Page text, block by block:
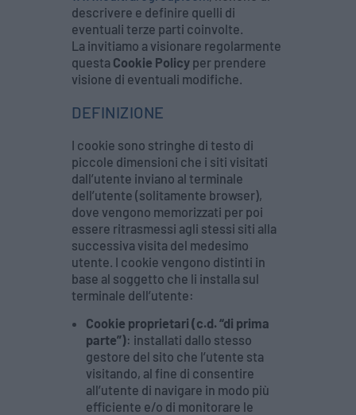
descrivere e definire quelli di
eventuali terze parti coinvolte.
La invitiamo a visionare regolarmente
questa Cookie Policy per prendere
visione di eventuali modifiche.
DEFINIZIONE
I cookie sono stringhe di testo di
piccole dimensioni che i siti visitati
dall’utente inviano al terminale
dell’utente (solitamente browser),
dove vengono memorizzati per poi
essere ritrasmessi agli stessi siti alla
successiva visita del medesimo
utente. I cookie vengono distinti in
base al soggetto che li installa sul
terminale dell’utente:
Cookie proprietari (c.d. “di prima
parte”): installati dallo stesso
gestore del sito che l’utente sta
visitando, al fine di consentire
all’utente di navigare in modo più
efficiente e/o di monitorare le